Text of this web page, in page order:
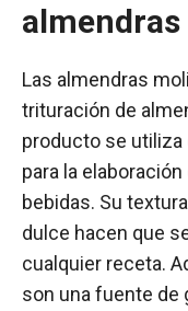
Las almendras
trituración de
producto se
para la
bebidas. Su
dulce hacen que
cualquier receta.
son una fuente de